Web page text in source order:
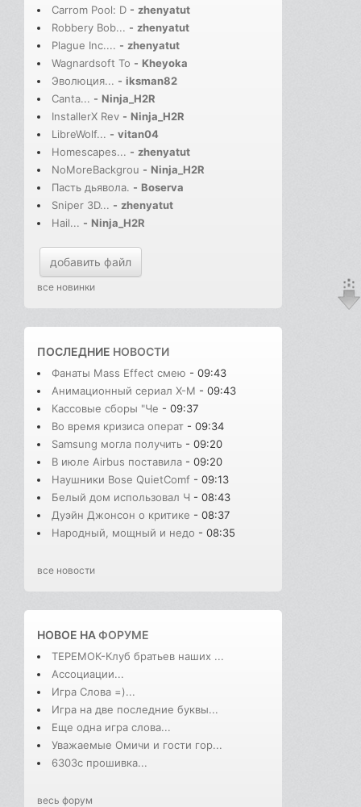
Carrom Pool: D - zhenyatut
Robbery Bob... - zhenyatut
Plague Inc.... - zhenyatut
Wagnardsoft To - Kheyoka
Эволюция... - iksman82
Canta... - Ninja_H2R
InstallerX Rev - Ninja_H2R
LibreWolf... - vitan04
Homescapes... - zhenyatut
NoMoreBackgrou - Ninja_H2R
Пасть дьявола. - Boserva
Sniper 3D... - zhenyatut
Hail... - Ninja_H2R
добавить файл
все новинки
ПОСЛЕДНИЕ НОВОСТИ
Фанаты Mass Effect смею - 09:43
Анимационный сериал X-M - 09:43
Кассовые сборы "Че - 09:37
Во время кризиса операт - 09:34
Samsung могла получить - 09:20
В июле Airbus поставила - 09:20
Наушники Bose QuietComf - 09:13
Белый дом использовал Ч - 08:43
Дуэйн Джонсон о критике - 08:37
Народный, мощный и недо - 08:35
все новости
НОВОЕ НАФОРУМЕ
ТЕРЕМОК-Клуб братьев наших ...
Ассоциации...
Игра Слова =)...
Игра на две последние буквы...
Еще одна игра слова...
Уважаемые Омичи и гости гор...
6303с прошивка...
весь форум